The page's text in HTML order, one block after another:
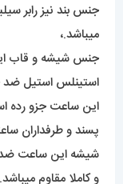
جنس بند نیز رابر
میباشد.،
جنس شیشه و قاب
استینلس استیل
این ساعت جزو رده
پسند و طرفداران
شیشه این ساعت
و کاملا مقاوم میباشد.